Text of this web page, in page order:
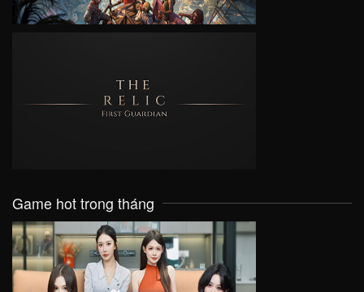
VIEW
Game hot trong tháng
VIEW